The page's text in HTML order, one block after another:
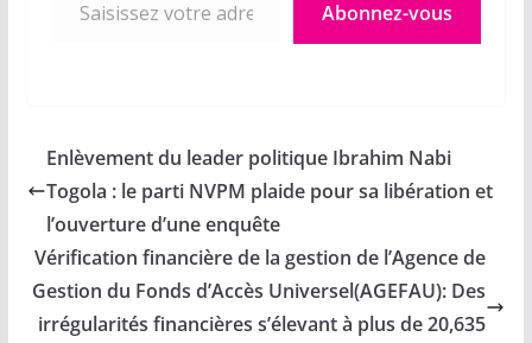
Abonnez-vous
Enlèvement du leader politique Ibrahim Nabi
Togola : le parti NVPM plaide pour sa libération et
l’ouverture d’une enquête
Vérification financière de la gestion de l’Agence de
Gestion du Fonds d’Accès Universel(AGEFAU): Des
irrégularités financières s’élevant à plus de 20,635